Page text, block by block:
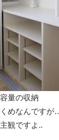
量の収納
めなんですが
観ですよ..